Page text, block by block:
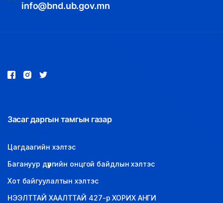
info@bnd.ub.gov.mn
Засаг даргын тамгын газар
Цагдаагийн хэлтэс
Багануур дүүргийн онцгой байдлын хэлтэс
Хот байгуулалтын хэлтэс
НЭЭЛТТАЙ ХААЛТТАЙ 427-р ХОРИХ АНГИ